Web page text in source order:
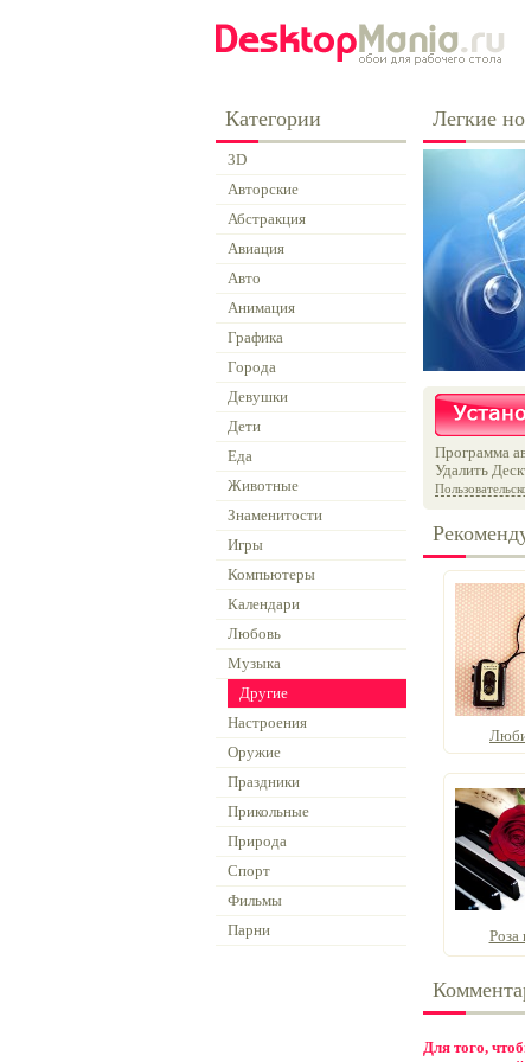
Категории
3D
Авторские
Абстракция
Авиация
Авто
Анимация
Графика
Города
Девушки
Дети
Еда
Животные
Знаменитости
Игры
Компьютеры
Календари
Любовь
Музыка
Другие
Настроения
Оружие
Праздники
Прикольные
Природа
Спорт
Фильмы
Парни
Легкие
Программа
Удалить
Роза
Для того,